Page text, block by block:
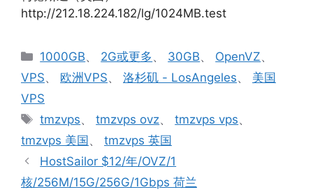
http://212.18.224.182/lg/1024MB.test
分
类
1000GB、 2G或更多 、 30GB、 OpenVZ、
VPS、 欧洲VPS、 洛杉矶 - LosAngeles、 美国
VPS
标
tmzvps、tmzvps ovz、tmzvps vps、
tmzvps 美国、 tmzvps 英国
HostSailor $12/年/OVZ/1
核/256M/15G/256G/1Gbps 荷兰